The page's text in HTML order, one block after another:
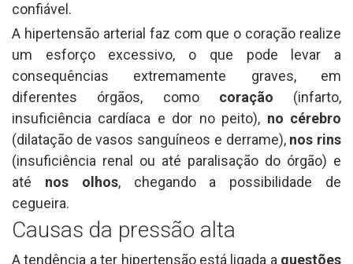
confiável.
A hipertensão arterial faz com que o coração realize
um esforço excessivo, o que pode levar a
consequências extremamente graves, em
diferentes órgãos, como coração (infarto,
insuficiência cardíaca e dor no peito), no cérebro
(dilatação de vasos sanguíneos e derrame), nos rins
(insuficiência renal ou até paralisação do órgão) e
até nos olhos, chegando a possibilidade de
cegueira.
Causas da pressão alta
A tendência a ter hipertensão está ligada a questões